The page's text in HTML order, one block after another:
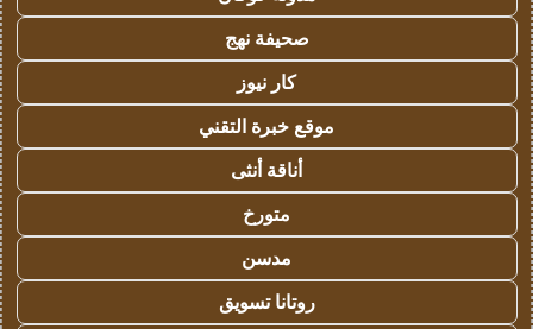
صحيفة نهج
كار نيوز
موقع خبرة التقني
أناقة أنثى
متورخ
مدسن
روتانا تسويق